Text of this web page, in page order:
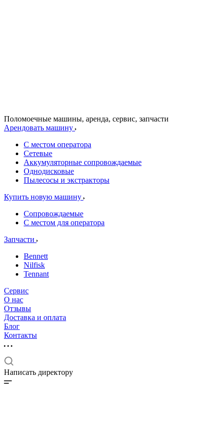
Поломоечные машины, аренда, сервис, запчасти
Арендовать машину
С местом оператора
Сетевые
Аккумуляторные сопровождаемые
Однодисковые
Пылесосы и экстракторы
Купить новую машину
Сопровождаемые
С местом для оператора
Запчасти
Bennett
Nilfisk
Tennant
Сервис
О нас
Отзывы
Доставка и оплата
Блог
Контакты
Написать директору